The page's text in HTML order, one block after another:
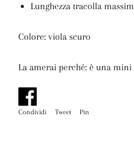
Lunghezza tracolla
Colore: viola scuro
La amerai perché: è una mini
Condividi
Condividi
Tweet
Twitta
Pin